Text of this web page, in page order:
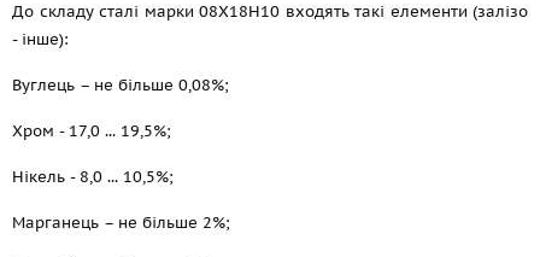
До складу сталі марки 08Х18Н10 входять такі елементи (залізо
- інше):
Вуглець – не більше 0,08%;
Хром - 17,0 ... 19,5%;
Нікель - 8,0 ... 10,5%;
Марганець – не більше 2%;